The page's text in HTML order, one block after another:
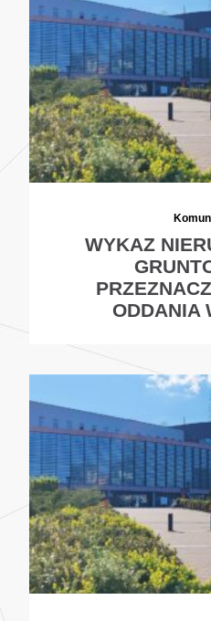
WYKAZ
ODDANIA